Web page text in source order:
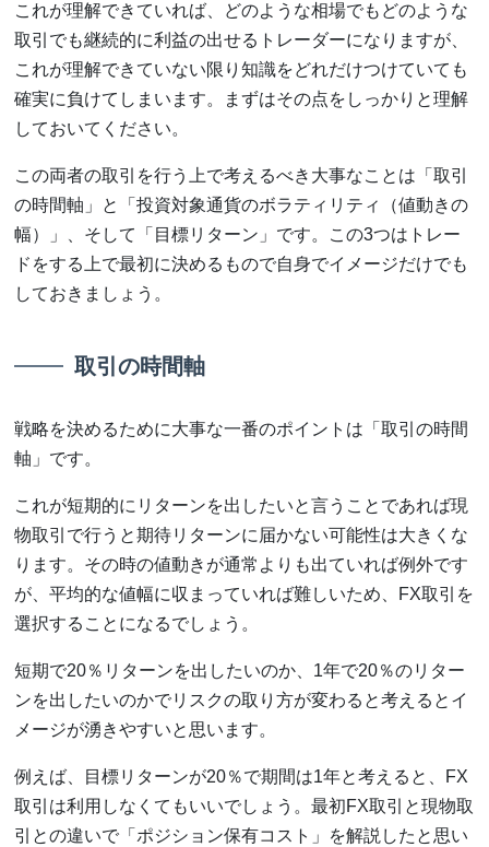
これが理解できていれば、どのような相場でもどのような
取引でも継続的に利益の出せるトレーダーになりますが、
これが理解できていない限り知識をどれだけつけていても
確実に負けてしまいます。まずはその点をしっかりと理解
しておいてください。
この両者の取引を行う上で考えるべき大事なことは「取引
の時間軸」と「投資対象通貨のボラティリティ（値動きの
幅）」、そして「目標リターン」です。この3つはトレー
ドをする上で最初に決めるもので自身でイメージだけでも
しておきましょう。
取引の時間軸
戦略を決めるために大事な一番のポイントは「取引の時間
軸」です。
これが短期的にリターンを出したいと言うことであれば現
物取引で行うと期待リターンに届かない可能性は大きくな
ります。その時の値動きが通常よりも出ていれば例外です
が、平均的な値幅に収まっていれば難しいため、FX取引を
選択することになるでしょう。
短期で20％リターンを出したいのか、1年で20％のリター
ンを出したいのかでリスクの取り方が変わると考えるとイ
メージが湧きやすいと思います。
例えば、目標リターンが20％で期間は1年と考えると、FX
取引は利用しなくてもいいでしょう。最初FX取引と現物取
引との違いで「ポジション保有コスト」を解説したと思い